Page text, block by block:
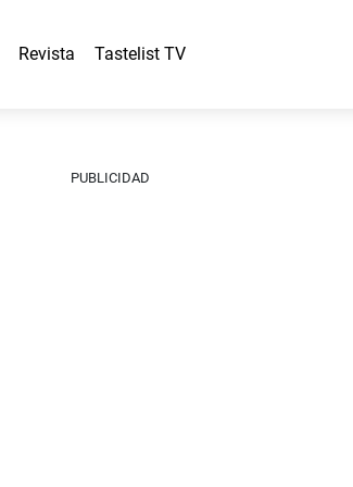
Revista Tastelist TV
PUBLICIDAD